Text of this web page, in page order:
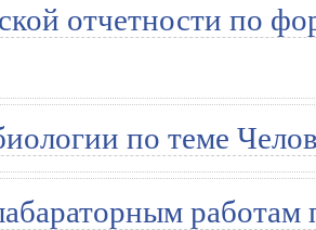
отчетности по
по теме
работам